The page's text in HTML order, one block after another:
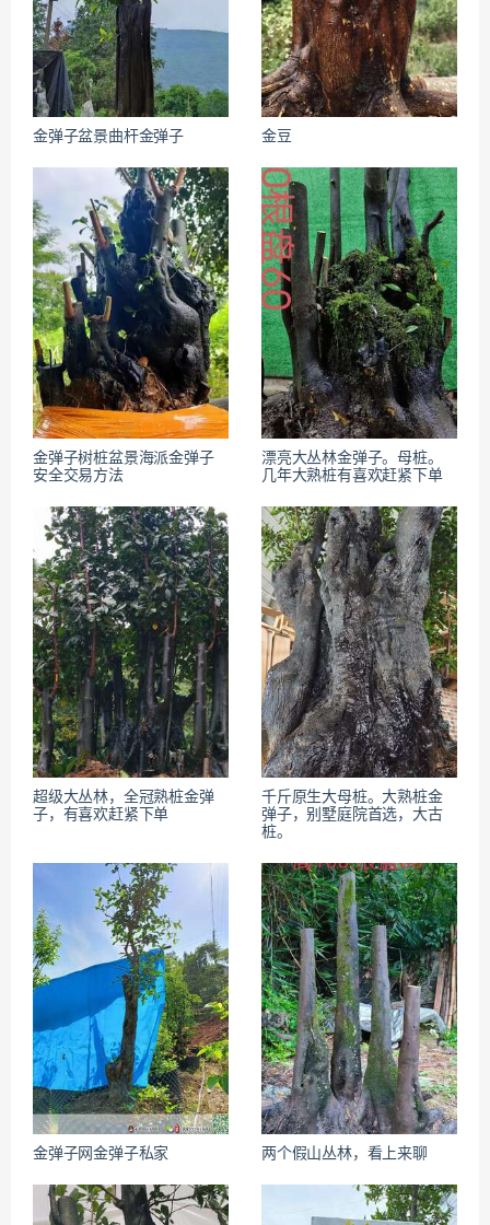
金弹子盆景曲杆金弹子 金豆
金弹子树桩盆景海派金弹子
安全交易方法
漂亮大丛林金弹子。母桩。
几年大熟桩有喜欢赶紧下单
超级大丛林，全冠熟桩金弹
子，有喜欢赶紧下单
千斤原生大母桩。大熟桩金
弹子，别墅庭院首选，大古
桩。
金弹子网金弹子私家 两个假山丛林，看上来聊